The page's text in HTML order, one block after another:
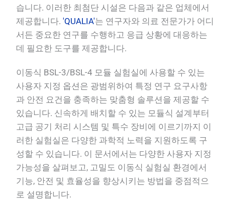
습니다. 이러한 최첨단 시설은 다음과 같은 업체에서
제공합니다.'QUALIA'는 연구자와 의료 전문가가 어디
서든 중요한 연구를 수행하고 응급 상황에 대응하는
데 필요한 도구를 제공합니다.
이동식 BSL-3/BSL-4 모듈 실험실에 사용할 수 있는
사용자 지정 옵션은 광범위하여 특정 연구 요구사항
과 안전 요건을 충족하는 맞춤형 솔루션을 제공할 수
있습니다. 신속하게 배치할 수 있는 모듈식 설계부터
고급 공기 처리 시스템 및 특수 장비에 이르기까지 이
러한 실험실은 다양한 과학적 노력을 지원하도록 구
성할 수 있습니다. 이 문서에서는 다양한 사용자 지정
가능성을 살펴보고, 고밀도 이동식 실험실 환경에서
기능, 안전 및 효율성을 향상시키는 방법을 중점적으
로 설명합니다.